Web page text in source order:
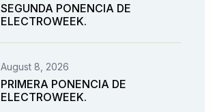
SEGUNDA PONENCIA DE
ELECTROWEEK.
August 8, 2026
PRIMERA PONENCIA DE
ELECTROWEEK.